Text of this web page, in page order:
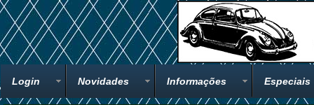
Login Novidades Informações Especiais